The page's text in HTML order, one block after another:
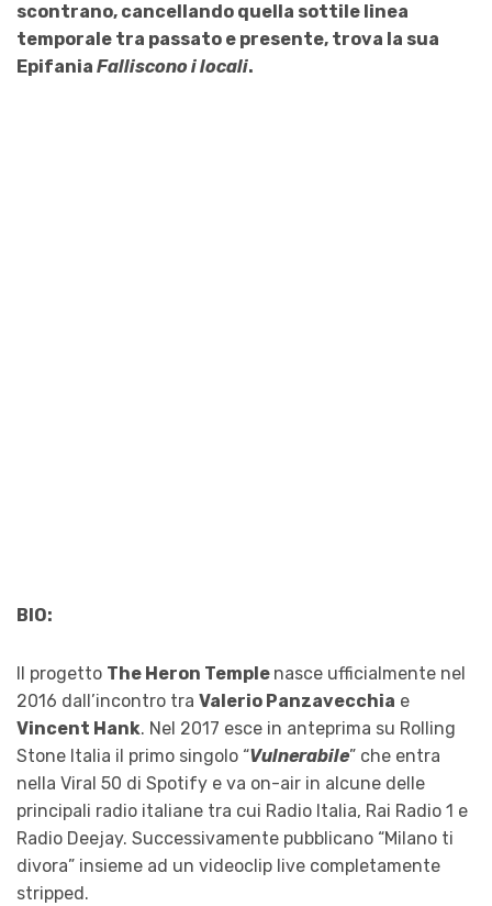
scontrano, cancellando quella sottile linea
temporale tra passato e presente, trova la sua
Epifania Falliscono i locali.
BIO:
Il progetto The Heron Temple nasce ufficialmente nel
2016 dall’incontro tra Valerio Panzavecchia e
Vincent Hank. Nel 2017 esce in anteprima su Rolling
Stone Italia il primo singolo “Vulnerabile” che entra
nella Viral 50 di Spotify e va on-air in alcune delle
principali radio italiane tra cui Radio Italia, Rai Radio 1 e
Radio Deejay. Successivamente pubblicano “Milano ti
divora” insieme ad un videoclip live completamente
stripped.